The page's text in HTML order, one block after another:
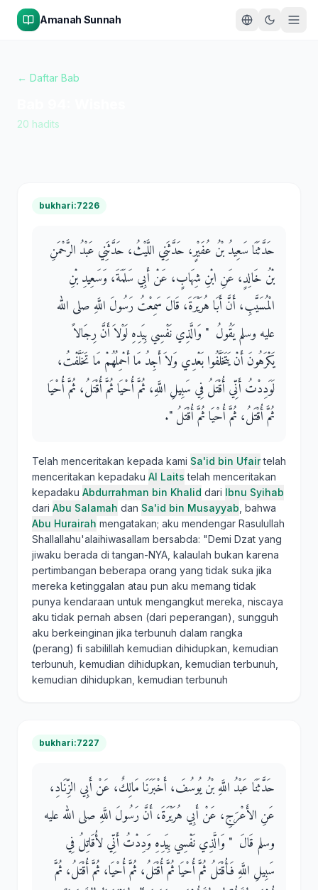
Amanah Sunnah
← Daftar Bab
20 hadits
bukhari:7226
حَدَّثَنَا سَعِيدُ بْنُ عُفَيْرٍ، حَدَّثَنِي اللَّيْثُ، حَدَّثَنِي عَبْدُ الرَّحْمَنِ
بْنُ خَالِدٍ، عَنِ ابْنِ شِهَابٍ، عَنْ أَبِي سَلَمَةَ، وَسَعِيدِ بْنِ
الْمُسَيَّبِ، أَنَّ أَبَا هُرَيْرَةَ، قَالَ سَمِعْتُ رَسُولَ اللَّهِ صلى الله
عليه وسلم يَقُولُ ‏ "‏ وَالَّذِي نَفْسِي بِيَدِهِ لَوْلاَ أَنَّ رِجَالاً
يَكْرَهُونَ أَنْ يَتَخَلَّفُوا بَعْدِي وَلاَ أَجِدُ مَا أَحْمِلُهُمْ مَا تَخَلَّفْتُ،
لَوَدِدْتُ أَنِّي أُقْتَلُ فِي سَبِيلِ اللَّهِ، ثُمَّ أُحْيَا ثُمَّ أُقْتَلُ، ثُمَّ أُحْيَا
ثُمَّ أُقْتَلُ، ثُمَّ أُحْيَا ثُمَّ أُقْتَلُ ‏"‏‏.‏
Telah menceritakan kepada kami Sa'id bin Ufairtelah
menceritakan kepadaku Al Laits telah menceritakan
kepadaku Abdurrahman bin Khalid dari Ibnu Syihab
dari Abu Salamah dan Sa'id bin Musayyab , bahwa
Abu Hurairah mengatakan; aku mendengar Rasulullah
Shallallahu'alaihiwasallam bersabda: "Demi Dzat yang
jiwaku berada di tangan-NYA, kalaulah bukan karena
pertimbangan beberapa orang yang tidak suka jika
mereka ketinggalan atau pun aku memang tidak
punya kendaraan untuk mengangkut mereka, niscaya
aku tidak pernah absen (dari peperangan), sungguh
aku berkeinginan jika terbunuh dalam rangka
(perang) fi sabilillah kemudian dihidupkan, kemudian
terbunuh, kemudian dihidupkan, kemudian terbunuh,
kemudian dihidupkan, kemudian terbunuh
bukhari:7227
حَدَّثَنَا عَبْدُ اللَّهِ بْنُ يُوسُفَ، أَخْبَرَنَا مَالِكٌ، عَنْ أَبِي الزِّنَادِ،
عَنِ الأَعْرَجِ، عَنْ أَبِي هُرَيْرَةَ، أَنَّ رَسُولَ اللَّهِ صلى الله عليه
وسلم قَالَ ‏ "‏ وَالَّذِي نَفْسِي بِيَدِهِ وَدِدْتُ أَنِّي لأُقَاتِلُ فِي
سَبِيلِ اللَّهِ فَأُقْتَلُ ثُمَّ أُحْيَا ثُمَّ أُقْتَلُ، ثُمَّ أُحْيَا، ثُمَّ أُقْتَلُ، ثُمَّ